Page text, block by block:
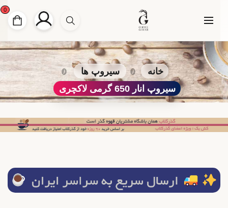
خانه
سیروپ ها
سیروپ انار 650 گرمی لاکچری